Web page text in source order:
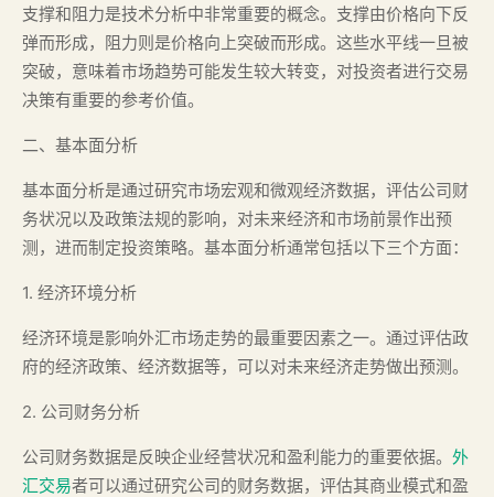
支撑和阻力是技术分析中非常重要的概念。支撑由价格向下反
弹而形成，阻力则是价格向上突破而形成。这些水平线一旦被
突破，意味着市场趋势可能发生较大转变，对投资者进行交易
决策有重要的参考价值。
二、基本面分析
基本面分析是通过研究市场宏观和微观经济数据，评估公司财
务状况以及政策法规的影响，对未来经济和市场前景作出预
测，进而制定投资策略。基本面分析通常包括以下三个方面：
1. 经济环境分析
经济环境是影响外汇市场走势的最重要因素之一。通过评估政
府的经济政策、经济数据等，可以对未来经济走势做出预测。
2. 公司财务分析
公司财务数据是反映企业经营状况和盈利能力的重要依据。 外
汇交易者可以通过研究公司的财务数据，评估其商业模式和盈